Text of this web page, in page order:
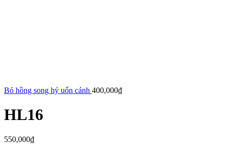
Bó hồng song hỷ uốn cánh 400,000₫
HL16
550,000₫